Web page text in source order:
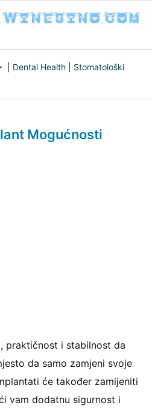
| Dental Health
Stomatološki
Mogućnosti
praktičnost i stabilnost da
da samo zamjeni svoje
će također zamijeniti
vam dodatnu sigurnost i